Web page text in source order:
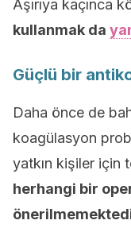
Aşırıya kaçınca
kullanmak da
Güçlü bir
Daha önce de
koagülasyon
yatkın kişiler için
herhangi bir